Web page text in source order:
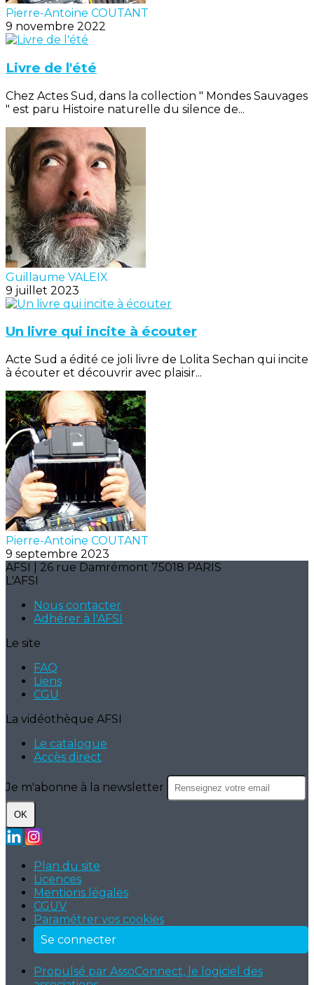
Pierre-Antoine COUTANT
9 novembre 2022
Livre de l'été
Chez Actes Sud, dans la collection " Mondes Sauvages
" est paru Histoire naturelle du silence de...
Guillaume VALEIX
9 juillet 2023
Un livre qui incite à écouter
Acte Sud a édité ce joli livre de Lolita Sechan qui incite
à écouter et découvrir avec plaisir...
Pierre-Antoine COUTANT
9 septembre 2023
AFSI | 26 rue Damrémont 75018 PARIS
L'AFSI
Nous contacter
Adhérer à l'AFSI
Le site
FAQ
Liens
CGU
La vidéothèque AFSI
Le catalogue
Accès direct
Je m'abonne à la newsletter
OK
Plan du site
Licences
Mentions légales
CGUV
Paramétrer vos cookies
Se connecter
Propulsé par AssoConnect, le logiciel des